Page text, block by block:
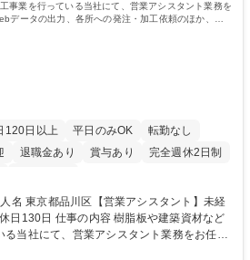
事業を行っている当社にて、営業アシスタント業務を
データの出力、各所への発注・加工依頼のほか、電
します。
120日以上 平日のみOK
転勤なし
退職金あり 賞与あり
完全週休2日制
や建築資材など
当社にて、営業アシスタント業務をお任せ
ータの出力、各所への発注・加工依頼のほ